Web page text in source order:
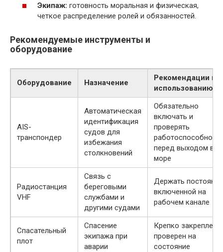
Экипаж: готовность моральная и физическая,
четкое распределение ролей и обязанностей.
Рекомендуемые инструменты и
оборудование
Оборудование Назначение
Рекомендации по
использованию
AIS-
транспондер
Автоматическая
идентификация
судов для
избежания
столкновений
Обязательно
включать и
проверять
перед выходом в
море
Радиостанция
VHF
Связь с
береговыми
службами и
другими судами
Держать постоянно
включенной на
рабочем канале
Спасательный
плот
Спасение
экипажа при
аварии
Крепко закреплен и
проверен на
состояние